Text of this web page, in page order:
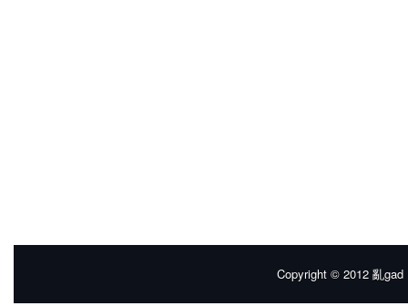
Copyright © 2012 亂gad